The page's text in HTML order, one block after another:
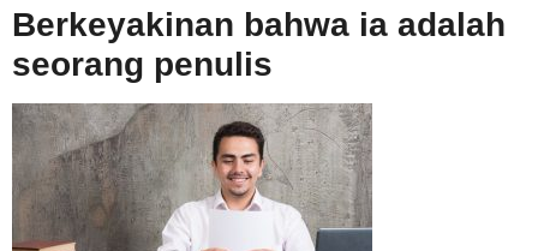
Berkeyakinan bahwa ia adalah
seorang penulis